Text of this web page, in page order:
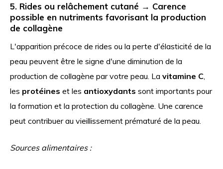
5. Rides ou relâchement cutané → Carence
possible en nutriments favorisant la production
de collagène
L'apparition précoce de rides ou la perte d'élasticité de la
peau peuvent être le signe d'une diminution de la
production de collagène par votre peau. La vitamine C
les protéines et les antioxydants sont importants pour
la formation et la protection du collagène. Une carence
peut contribuer au vieillissement prématuré de la peau.
Sources alimentaires :